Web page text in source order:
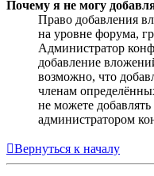
Почему я не могу
Право добавления
на уровне форума,
Администратор
добавление
возможно, что
членам
не можете
администратором
Вернуться к началу